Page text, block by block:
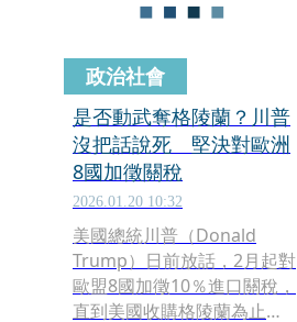
「不列入重新考慮」，顯示
政治社會
是否動武奪格陵蘭？川普
沒把話說死 堅決對歐洲
8國加徵關稅
2026.01.20 10:32
美國總統川普（Donald
Trump）日前放話，2月起對
歐盟8國加徵10％進口關稅，
直到美國收購格陵蘭為止，